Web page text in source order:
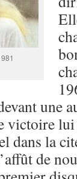
une
victoire lui
dans la
de